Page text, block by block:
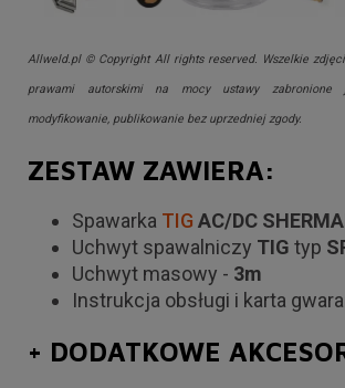
Allweld.pl © Copyright All rights reserved. Wszelkie
prawami autorskimi na mocy ustawy zabronione
modyfikowanie, publikowanie bez uprzedniej zgody.
ZESTAW ZAWIERA:
Spawarka TIG AC/DC
Uchwyt spawalniczy TIG typ
Uchwyt masowy - 3m
Instrukcja obsługi i karta
+ DODATKOWE